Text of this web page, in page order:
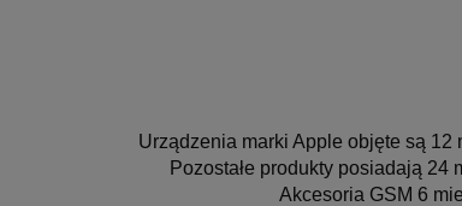
Urządzenia marki Apple objęte są 12
Pozostałe produkty posiadają 24
Akcesoria GSM 6